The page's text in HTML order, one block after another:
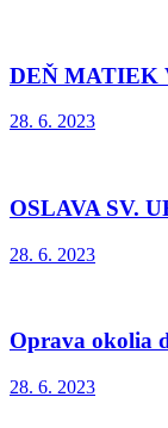
DEŇ MATIEK
28. 6. 2023
OSLAVA SV.
28. 6. 2023
Oprava okolia
28. 6. 2023